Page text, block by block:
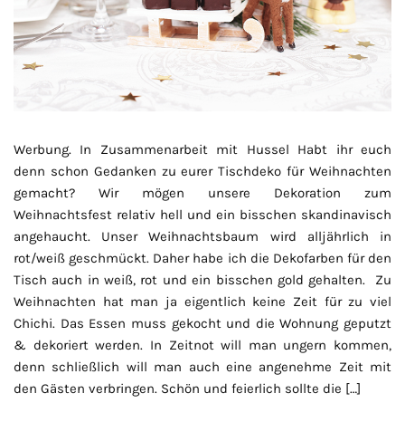
Werbung. In Zusammenarbeit mit Hussel Habt ihr euch
denn schon Gedanken zu eurer Tischdeko für Weihnachten
gemacht? Wir mögen unsere Dekoration zum
Weihnachtsfest relativ hell und ein bisschen skandinavisch
angehaucht. Unser Weihnachtsbaum wird alljährlich in
rot/weiß geschmückt. Daher habe ich die Dekofarben für den
Tisch auch in weiß, rot und ein bisschen gold gehalten. Zu
Weihnachten hat man ja eigentlich keine Zeit für zu viel
Chichi. Das Essen muss gekocht und die Wohnung geputzt
& dekoriert werden. In Zeitnot will man ungern kommen,
denn schließlich will man auch eine angenehme Zeit mit
den Gästen verbringen. Schön und feierlich sollte die […]